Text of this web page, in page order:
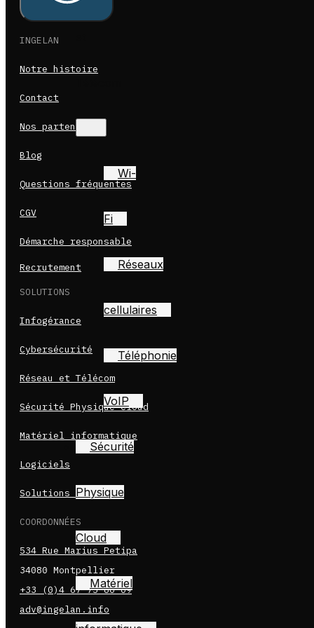
Wi-
Fi
Réseaux
cellulaires
Téléphonie
VoIP
Sécurité
Physique
Cloud
Matériel
INGELAN
Notre histoire
Contact
Nos partenaires
Blog
Questions fréquentes
CGV
Démarche responsable
Recrutement
SOLUTIONS
Infogérance
Cybersécurité
Réseau et Télécom
Sécurité Physique Cloud
Matériel informatique
Logiciels
Solutions cloud
COORDONNÉES
534 Rue Marius Petipa
34080 Montpellier
+33 (0)4 67 75 80 09
adv@ingelan.info